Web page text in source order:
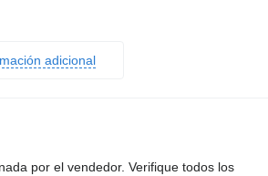
adicional
por el vendedor. Verifique todos los